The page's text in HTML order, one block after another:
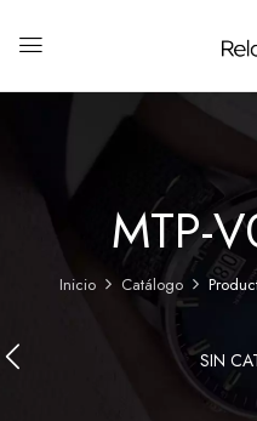
MTP-
Inicio Catálogo
SIN